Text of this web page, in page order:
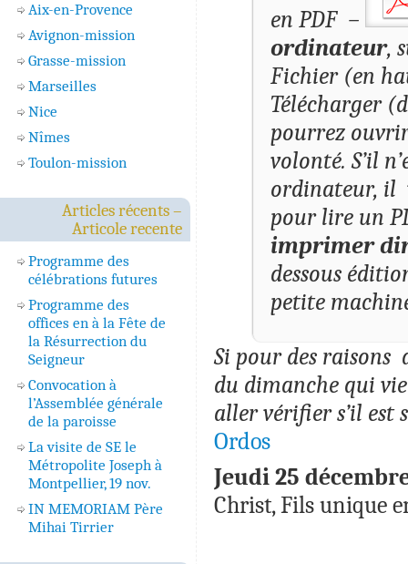
en PDF –
ordinateur,
Fichier (en
Télécharger
pourrez
volonté. S’il
ordinateur, il
pour lire un
imprimer
dessous
petite
Si pour des raisons
du dimanche qui
aller vérifier s’il est
Ordos
Jeudi 25
Christ, Fils unique
Aix-en-Provence
Avignon-mission
Grasse-mission
Marseilles
Nice
Nîmes
Toulon-mission
Articles récents –
Articole recente
Programme des
célébrations futures
Programme des
offices en à la Fête de
la Résurrection du
Seigneur
Convocation à
l’Assemblée générale
de la paroisse
La visite de SE le
Métropolite Joseph à
Montpellier, 19 nov.
IN MEMORIAM Père
Mihai Tirrier